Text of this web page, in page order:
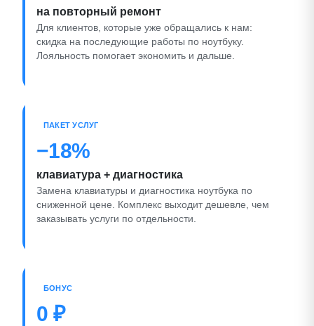
на повторный ремонт
Для клиентов, которые уже обращались к нам:
скидка на последующие работы по ноутбуку.
Лояльность помогает экономить и дальше.
ПАКЕТ УСЛУГ
−18%
клавиатура + диагностика
Замена клавиатуры и диагностика ноутбука по
сниженной цене. Комплекс выходит дешевле, чем
заказывать услуги по отдельности.
БОНУС
0 ₽